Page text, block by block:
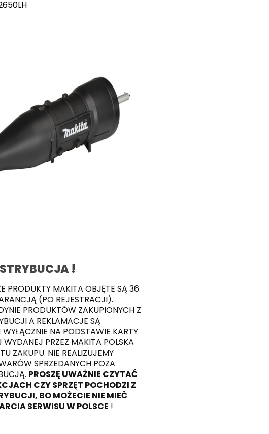
!
PRODUKTY MAKITA OBJĘTE SĄ 36
(PO REJESTRACJI).
PRODUKTÓW ZAKUPIONYCH Z
A REKLAMACJE SĄ
WYŁĄCZNIE NA PODSTAWIE KARTY
PRZEZ MAKITA POLSKA
ZAKUPU. NIE REALIZUJEMY
SPRZEDANYCH POZA
PROSZĘ UWAŻNIE CZYTAĆ
CZY SPRZĘT POCHODZI Z
BO MOŻECIE NIE MIEĆ
SERWISU W POLSCE !